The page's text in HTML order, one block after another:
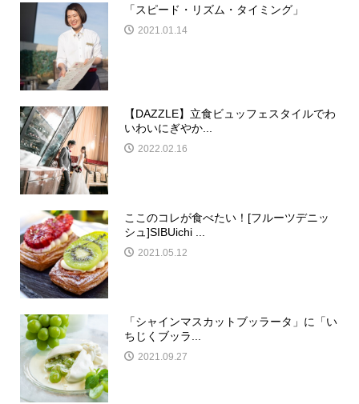
「スピード・リズム・タイミング」
2021.01.14
【DAZZLE】立食ビュッフェスタイルでわ
いわいにぎやか...
2022.02.16
ここのコレが食べたい！[フルーツデニッ
シュ]SIBUichi ...
2021.05.12
「シャインマスカットブッラータ」に「い
ちじくブッラ...
2021.09.27